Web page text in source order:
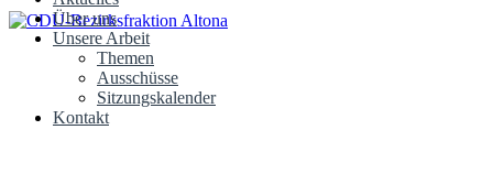
Über uns
Unsere Arbeit
Themen
Ausschüsse
Sitzungskalender
Kontakt